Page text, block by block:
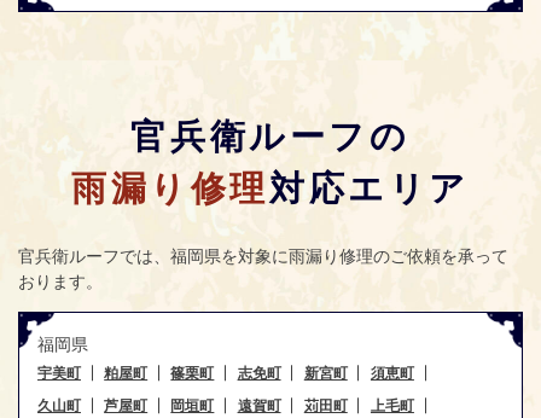
官兵衛ルーフの
雨漏り修理対応エリア
官兵衛ルーフでは、福岡県を対象に雨漏り修理のご依頼を承って
おります。
福岡県
宇美町 粕屋町 篠栗町 志免町 新宮町
須恵町
久山町
芦屋町 岡垣町 遠賀町 苅田町
上毛町